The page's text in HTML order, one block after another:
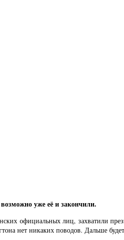
уже её и закончили.
официальных лиц, захватили
нет никаких поводов. Дальше